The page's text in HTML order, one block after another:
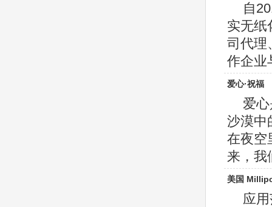
自
实无纸
司代理
作企业
爱心·祝福
爱
沙漠中
在夜空
来，我
美国
应